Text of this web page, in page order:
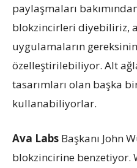
paylaşmaları
blokzincirleri diyebiliriz,
uygulamaların
özelleştirilebiliyor. Alt
tasarımları olan başka
kullanabiliyorlar.
Ava Labs Başkanı John
blokzincirine benzetiyor.